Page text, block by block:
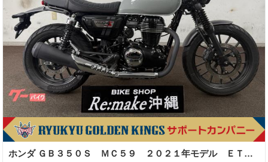
ホンダ ＧＢ３５０Ｓ ＭＣ５９ ２０２１年モデル ＥＴＣ２．０車載器 プコブルー